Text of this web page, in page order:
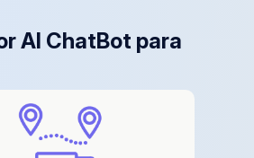
AI ChatBot para